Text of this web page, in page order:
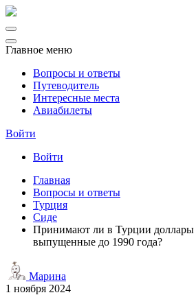
Главное меню
Вопросы и ответы
Путеводитель
Интересные места
Авиабилеты
Войти
Войти
Главная
Вопросы и ответы
Турция
Сиде
Принимают ли в Турции доллары
выпущенные до 1990 года?
Марина
1 ноября 2024